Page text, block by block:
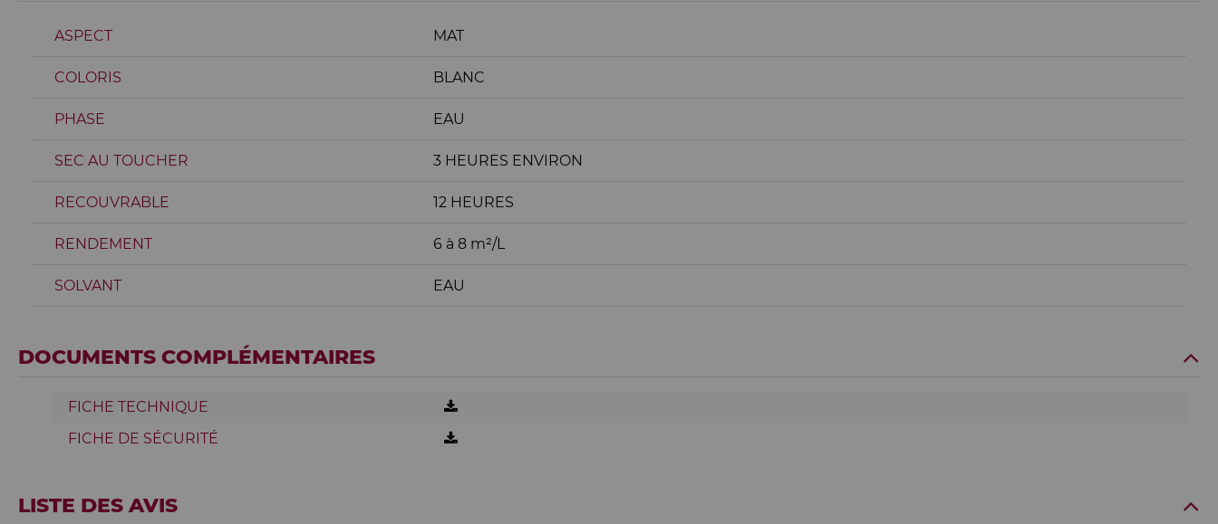
ASPECT MAT
COLORIS BLANC
PHASE EAU
SEC AU TOUCHER 3 HEURES ENVIRON
RECOUVRABLE 12 HEURES
RENDEMENT 6 à 8 m²/L
SOLVANT EAU
DOCUMENTS COMPLÉMENTAIRES
FICHE TECHNIQUE
FICHE DE SÉCURITÉ
LISTE DES AVIS